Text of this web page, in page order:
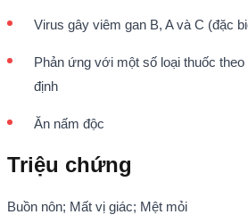
Virus gây viêm gan B, A và C (đặc
Phản ứng với một số loại thuốc
định
Ăn nấm độc
Triệu chứng
Buồn nôn; Mất vị giác; Mệt mỏi